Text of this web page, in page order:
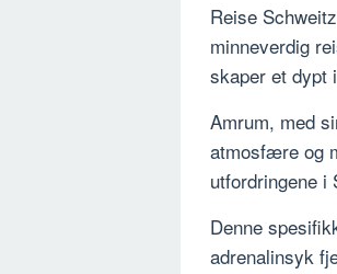
Reise
minneverdig
skaper et dypt
Amrum, med
atmosfære og
utfordringene i
Denne
adrenalinsyk